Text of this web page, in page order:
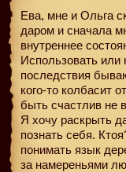
Ева, мне и Ольга
даром и сначала
внутреннее
Использовать или
последствия
кого-то колбасит
быть счастлив не
Я хочу раскрыть
познать себя.
понимать язык
за намереньями